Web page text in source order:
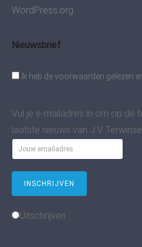
WordPress.org
Nieuwsbrief
Ik heb de voorwaarden gelezen
Vul je e-mailadres in om op de
laatste nieuws van J.V.
Uitschrijven